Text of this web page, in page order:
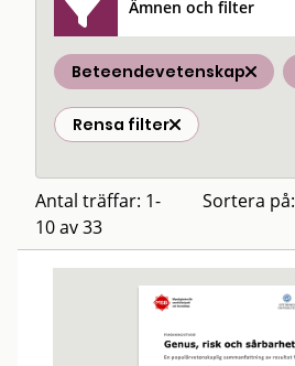
Ämnen och filter
Beteendevetenskap
Rensa filter
Antal träffar: 1-
10 av 33
Sortera på: